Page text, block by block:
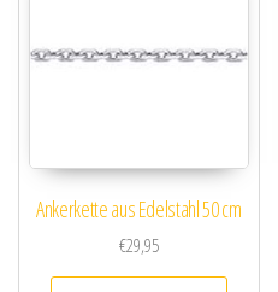
Ankerkette aus Edelstahl 50 cm
€29,95